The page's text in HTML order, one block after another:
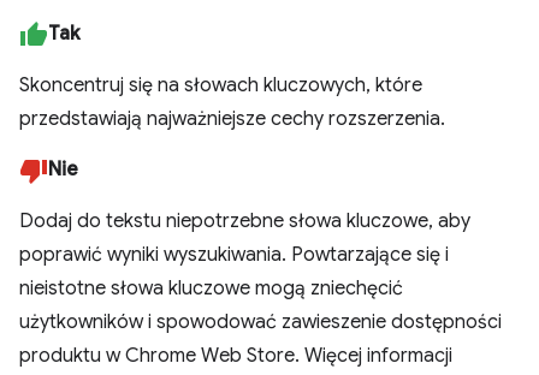
Tak
Skoncentruj się na słowach kluczowych, które
przedstawiają najważniejsze cechy rozszerzenia.
Nie
Dodaj do tekstu niepotrzebne słowa kluczowe, aby
poprawić wyniki wyszukiwania. Powtarzające się i
nieistotne słowa kluczowe mogą zniechęcić
użytkowników i spowodować zawieszenie dostępności
produktu w Chrome Web Store. Więcej informacji